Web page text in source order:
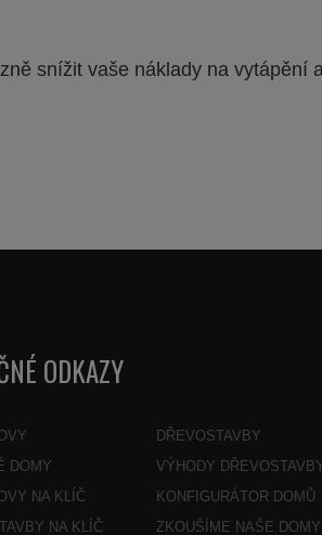
snížit vaše náklady na vytápění
ODKAZY
DOMY
NA KLÍČ
NA KLÍČ
DŘEVOSTAVBY
VÝHODY
KONFIGURÁTOR DOMŮ
ZKOUŠÍME NAŠE DOMY